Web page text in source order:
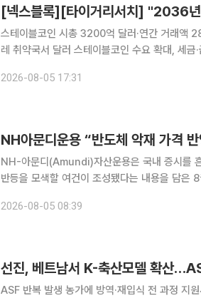
스테이블코인 시총 3200억 달러·연간 거래액
레 취약국서 달러 스테이블코인 수요 확대, 세금
10년 뒤 우리가 마주할 세상’ 리포트에서 블록체인
2026-08-05 17:31
NH아문디운용 “반도체 악재 가격
NH-아문디(Amundi)자산운용은 국내 증시를
반등을 모색할 여건이 조성됐다는 내용을 담
폭인 23.1%, 1997년 외환위기 당시
2026-08-05 08:39
선진, 베트남서 K-축산모델 확산
ASF 반복 발생 농가에 방역·재입식 전 과정 지